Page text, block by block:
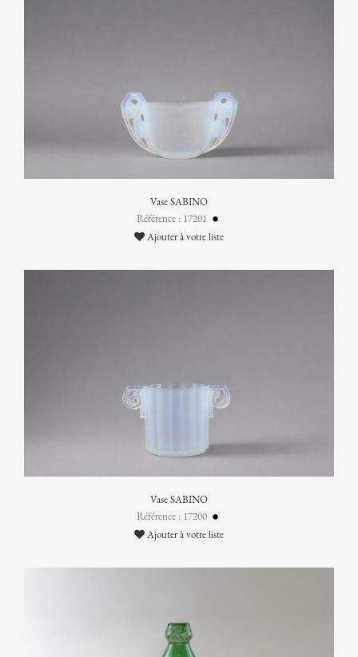
Vase SABINO
Référence : 17201
Ajouter à votre liste
Vase SABINO
Référence : 17200
Ajouter à votre liste